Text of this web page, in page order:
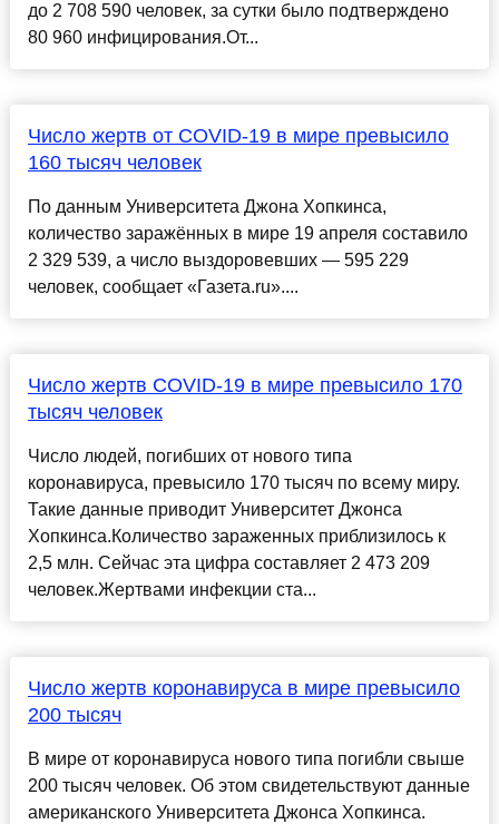
до 2 708 590 человек, за сутки было подтверждено
80 960 инфицирования.От...
Число жертв от COVID-19 в мире превысило
160 тысяч человек
По данным Университета Джона Хопкинса,
количество заражённых в мире 19 апреля составило
2 329 539, а число выздоровевших — 595 229
человек, сообщает «Газета.ru»....
Число жертв COVID-19 в мире превысило 170
тысяч человек
Число людей, погибших от нового типа
коронавируса, превысило 170 тысяч по всему миру.
Такие данные приводит Университет Джонса
Хопкинса.Количество зараженных приблизилось к
2,5 млн. Сейчас эта цифра составляет 2 473 209
человек.Жертвами инфекции ста...
Число жертв коронавируса в мире превысило
200 тысяч
В мире от коронавируса нового типа погибли свыше
200 тысяч человек. Об этом свидетельствуют данные
американского Университета Джонса Хопкинса.